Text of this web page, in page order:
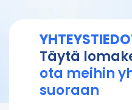
Täytä
ota meihin
suoraan